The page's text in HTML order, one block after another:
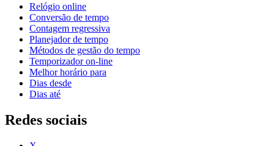
Relógio online
Conversão de tempo
Contagem regressiva
Planejador de tempo
Métodos de gestão do tempo
Temporizador on-line
Melhor horário para
Dias desde
Dias até
Redes sociais